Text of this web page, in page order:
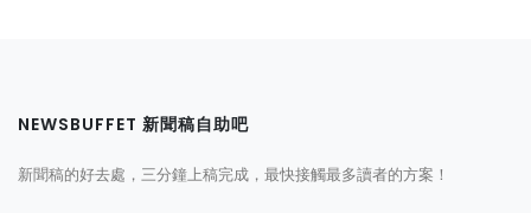
NEWSBUFFET 新聞稿自助吧
新聞稿的好去處，三分鐘上稿完成，最快接觸最多讀者的方案！